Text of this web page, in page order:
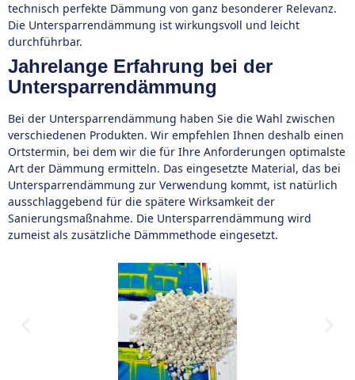
technisch perfekte Dämmung von ganz besonderer Relevanz.
Die Untersparrendämmung ist wirkungsvoll und leicht
durchführbar.
Jahrelange Erfahrung bei der
Untersparrendämmung
Bei der Untersparrendämmung haben Sie die Wahl zwischen
verschiedenen Produkten. Wir empfehlen Ihnen deshalb einen
Ortstermin, bei dem wir die für Ihre Anforderungen optimalste
Art der Dämmung ermitteln. Das eingesetzte Material, das bei
Untersparrendämmung zur Verwendung kommt, ist natürlich
ausschlaggebend für die spätere Wirksamkeit der
Sanierungsmaßnahme. Die Untersparrendämmung wird
zumeist als zusätzliche Dämmmethode eingesetzt.